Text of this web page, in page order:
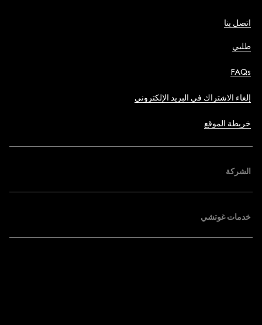
اتصل بنا
طلبي
FAQs
إلغاء الاشتراك في البريد الإلكتروني
خريطة الموقع
الشركة
خدمات غوتشي